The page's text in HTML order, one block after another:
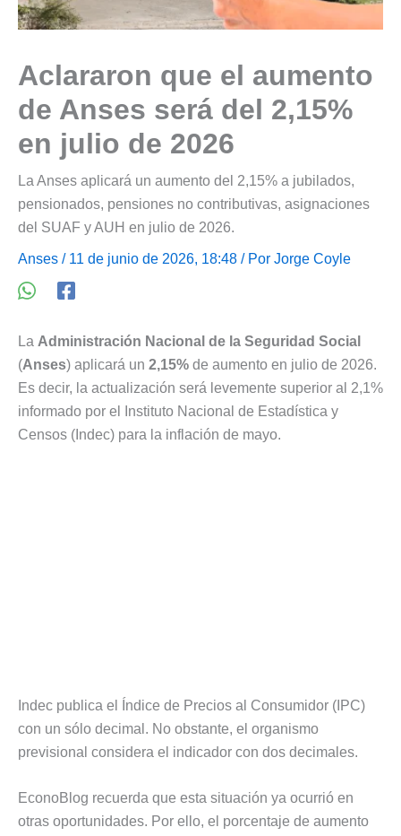
Aclararon que el aumento
de Anses será del 2,15%
en julio de 2026
La Anses aplicará un aumento del 2,15% a jubilados,
pensionados, pensiones no contributivas, asignaciones
del SUAF y AUH en julio de 2026.
Anses / 11 de junio de 2026, 18:48 / Por Jorge Coyle
La Administración Nacional de la Seguridad Social
(Anses) aplicará un 2,15% de aumento en julio de 2026.
Es decir, la actualización será levemente superior al 2,1%
informado por el Instituto Nacional de Estadística y
Censos (Indec) para la inflación de mayo.
Indec publica el Índice de Precios al Consumidor (IPC)
con un sólo decimal. No obstante, el organismo
previsional considera el indicador con dos decimales.
EconoBlog recuerda que esta situación ya ocurrió en
otras oportunidades. Por ello, el porcentaje de aumento